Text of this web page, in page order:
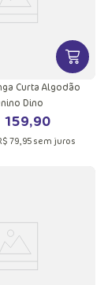
DOVER
Curta Algodão
Dino
159,90
79,95sem juros